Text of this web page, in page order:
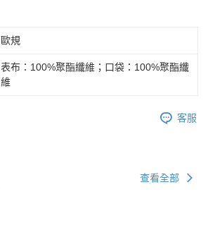
歐規
表布：100%聚酯纖維；口袋：100%聚酯纖
維
客服
查看全部